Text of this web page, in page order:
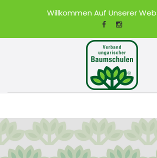
Willkommen Auf Unserer